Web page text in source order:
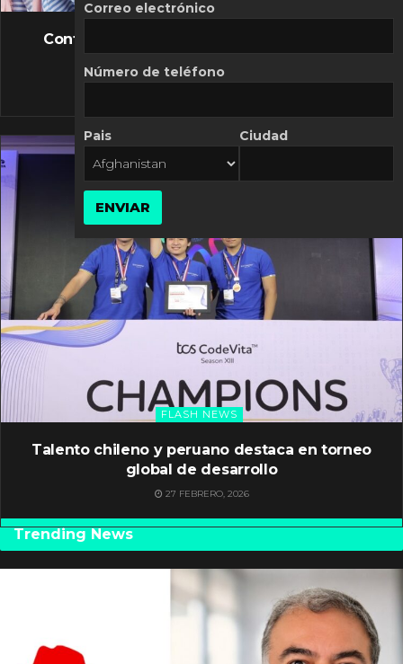
FLASH NEWS
Controversia de Mercado Libre por costos
10 MARZO, 2026
FLASH NEWS
Talento chileno y peruano destaca en torneo
global de desarrollo
27 FEBRERO, 2026
Trending News
Correo electrónico
Número de teléfono
Pais Ciudad
ENVIAR